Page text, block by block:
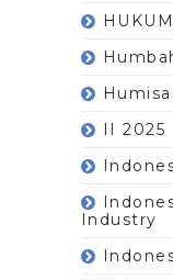
II 2025
Industry